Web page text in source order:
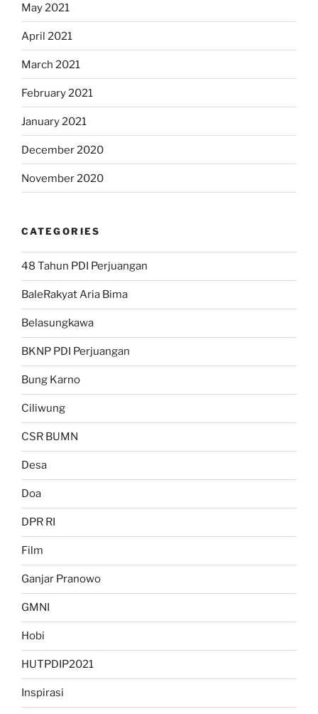
May 2021
April 2021
March 2021
February 2021
January 2021
December 2020
November 2020
CATEGORIES
48 Tahun PDI Perjuangan
BaleRakyat Aria Bima
Belasungkawa
BKNP PDI Perjuangan
Bung Karno
Ciliwung
CSR BUMN
Desa
Doa
DPR RI
Film
Ganjar Pranowo
GMNI
Hobi
HUTPDIP2021
Inspirasi